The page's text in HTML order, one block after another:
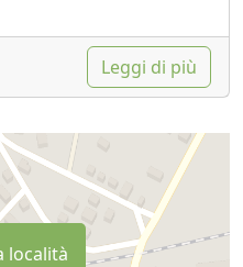
Leggi di più
località